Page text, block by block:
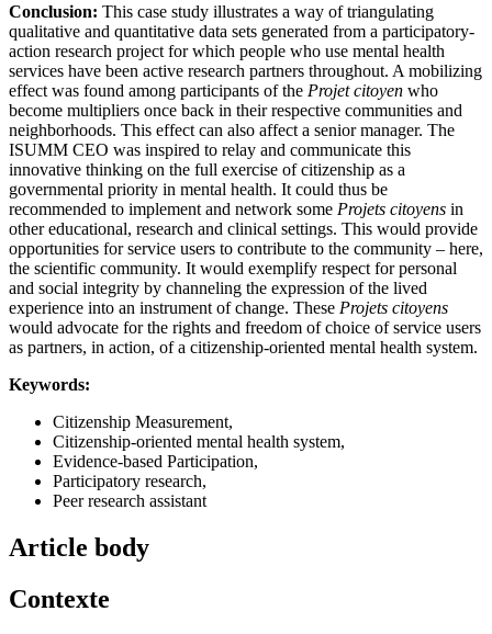
Conclusion: This case study illustrates a way of triangulating
qualitative and quantitative data sets generated from a participatory-
action research project for which people who use mental health
services have been active research partners throughout. A mobilizing
effect was found among participants of the Projet citoyen who
become multipliers once back in their respective communities and
neighborhoods. This effect can also affect a senior manager. The
ISUMM CEO was inspired to relay and communicate this
innovative thinking on the full exercise of citizenship as a
governmental priority in mental health. It could thus be
recommended to implement and network some Projets citoyens in
other educational, research and clinical settings. This would provide
opportunities for service users to contribute to the community – here,
the scientific community. It would exemplify respect for personal
and social integrity by channeling the expression of the lived
experience into an instrument of change. These Projets citoyens
would advocate for the rights and freedom of choice of service users
as partners, in action, of a citizenship-oriented mental health system.
Keywords:
Citizenship Measurement,
Citizenship-oriented mental health system,
Evidence-based Participation,
Participatory research,
Peer research assistant
Article body
Contexte